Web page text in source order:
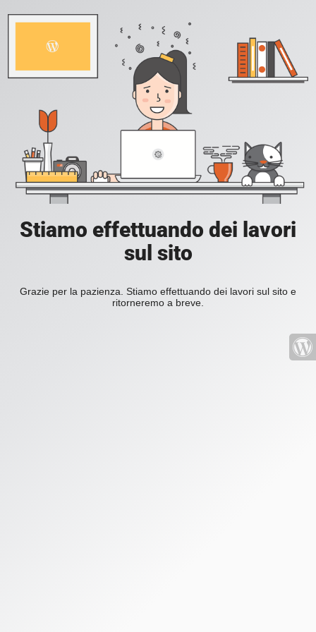
Stiamo effettuando dei lavori
sul sito
Grazie per la pazienza. Stiamo effettuando dei lavori sul sito e
ritorneremo a breve.